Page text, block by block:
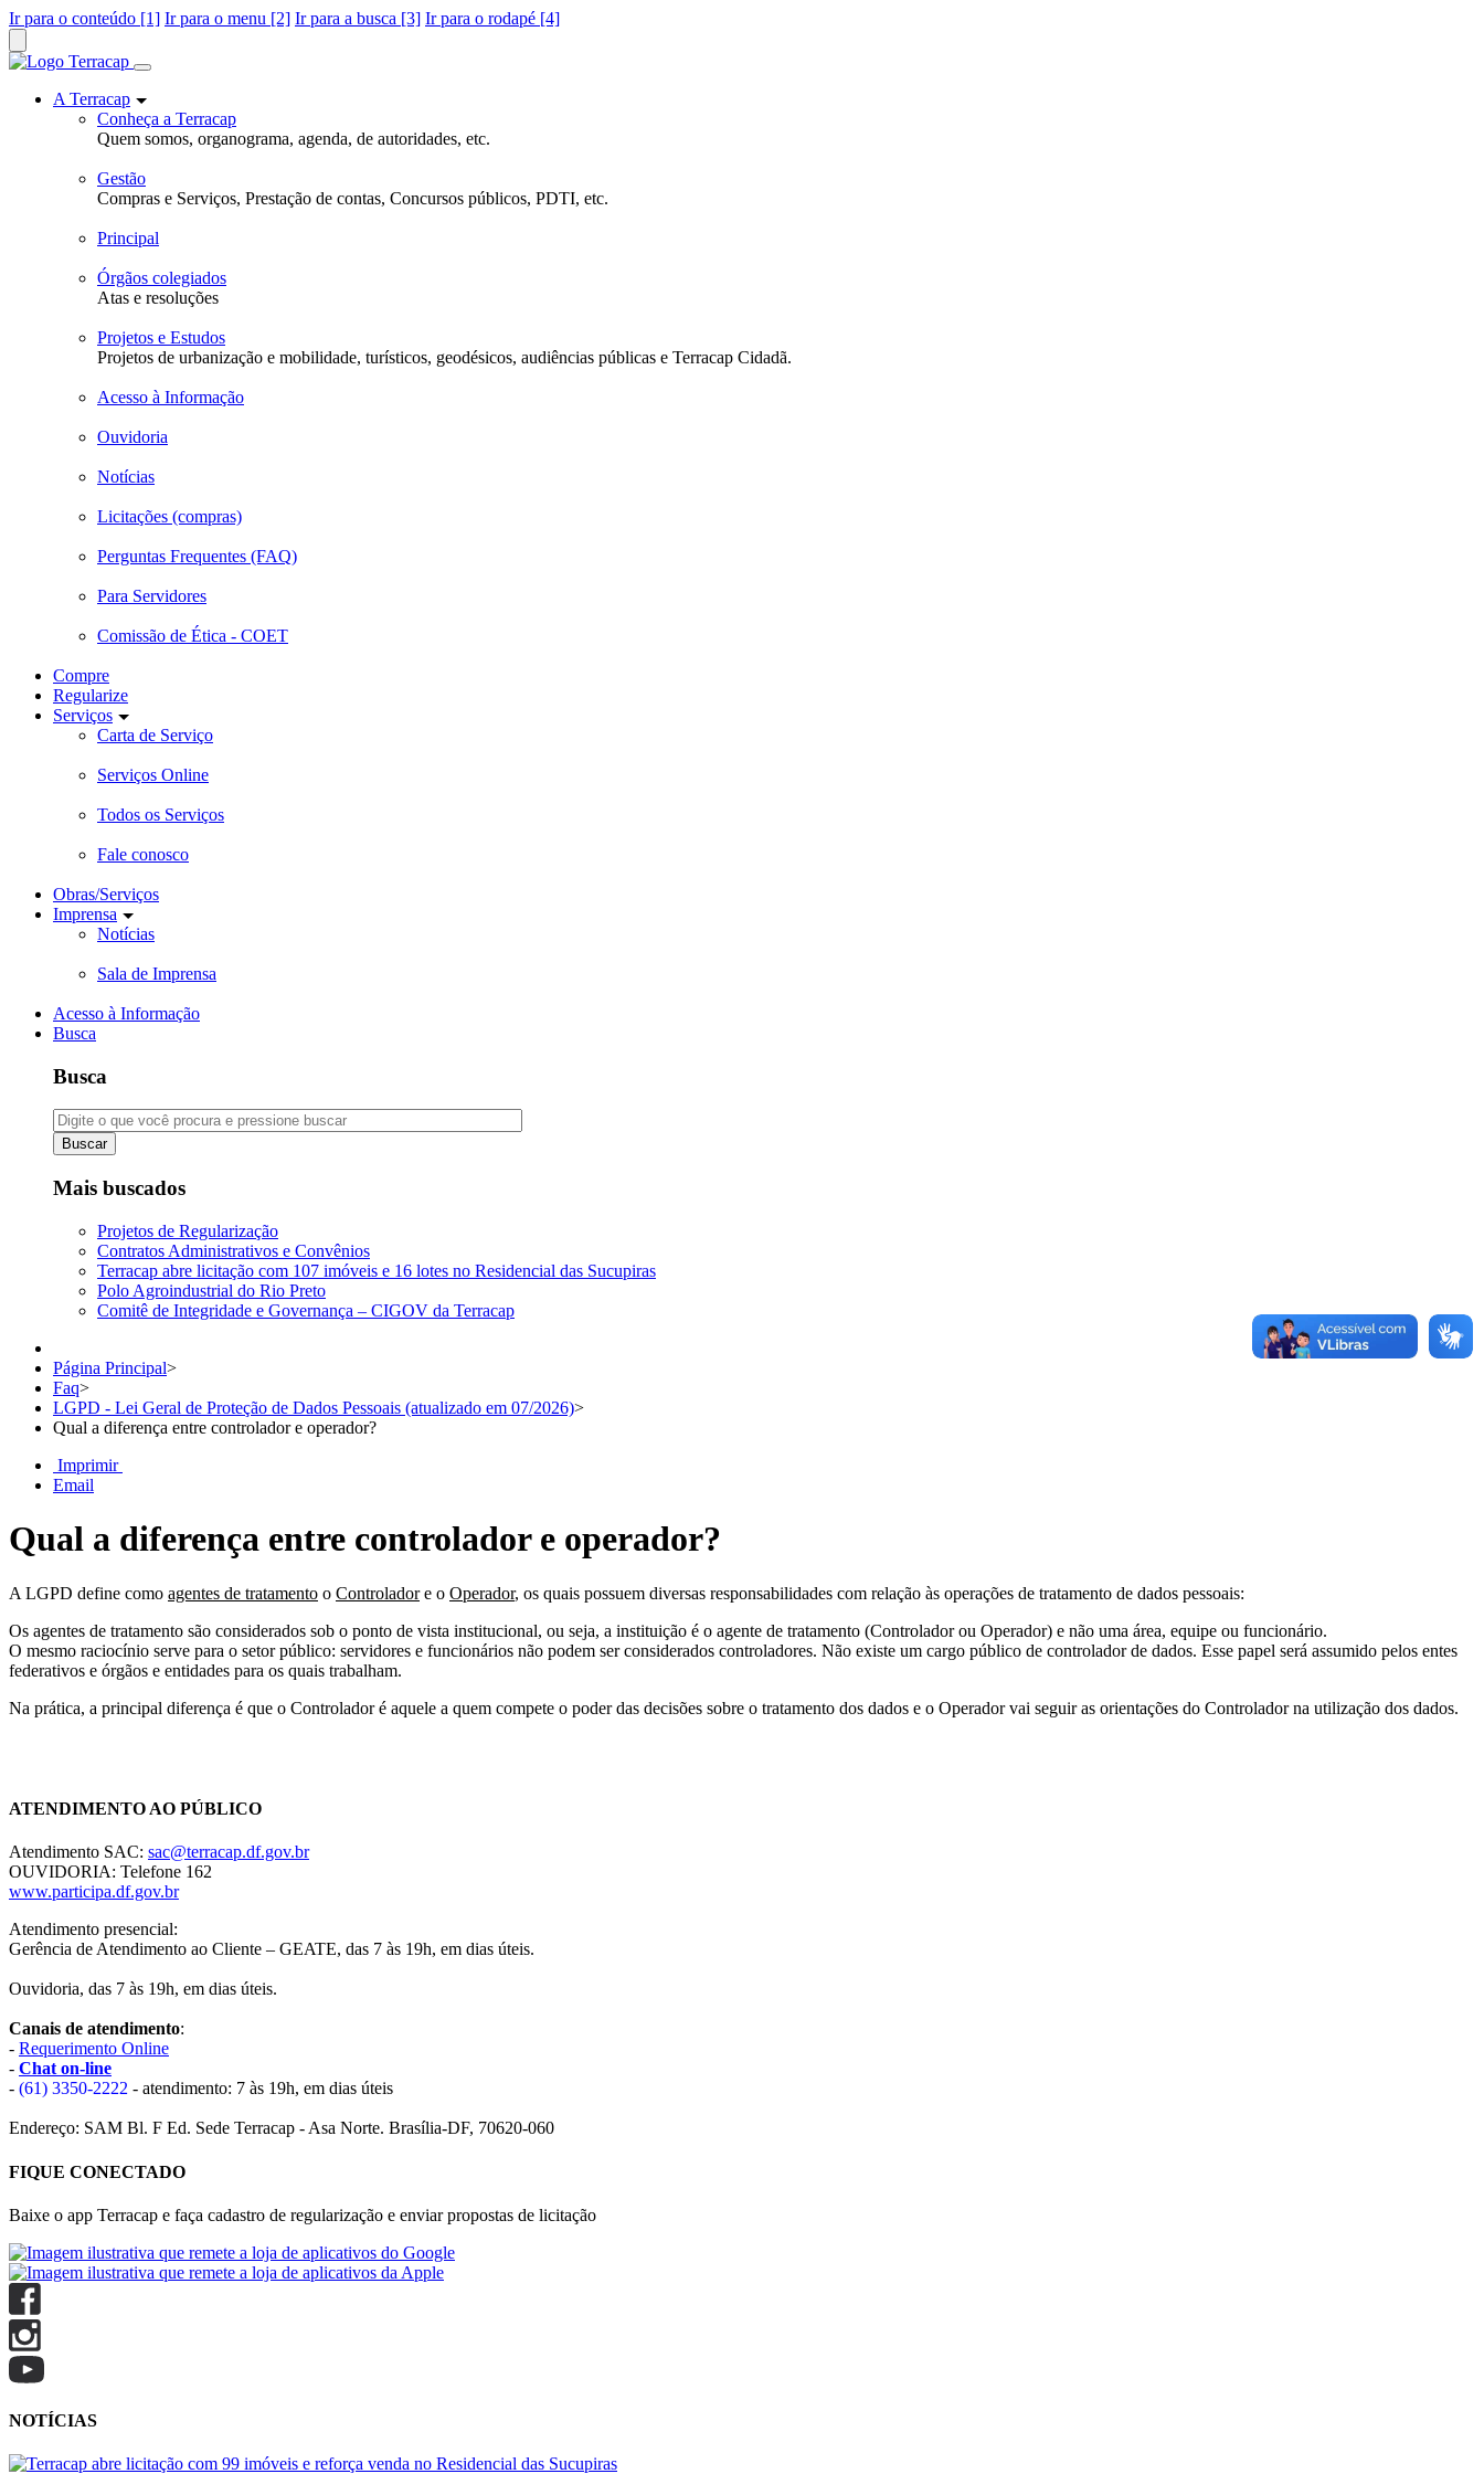
Ir para o conteúdo [1] Ir para o menu [2] Ir para a busca [3] Ir para o rodapé [4]
A Terracap
Conheça a Terracap
Quem somos, organograma, agenda, de autoridades, etc.
Gestão
Compras e Serviços, Prestação de contas, Concursos públicos, PDTI, etc.
Principal
Órgãos colegiados
Atas e resoluções
Projetos e Estudos
Projetos de urbanização e mobilidade, turísticos, geodésicos, audiências públicas e Terracap Cidadã.
Acesso à Informação
Ouvidoria
Notícias
Licitações (compras)
Perguntas Frequentes (FAQ)
Para Servidores
Comissão de Ética - COET
Compre
Regularize
Serviços
Carta de Serviço
Serviços Online
Todos os Serviços
Fale conosco
Obras/Serviços
Imprensa
Notícias
Sala de Imprensa
Acesso à Informação
Busca
Busca
Buscar
Mais buscados
Projetos de Regularização
Contratos Administrativos e Convênios
Terracap abre licitação com 107 imóveis e 16 lotes no Residencial das Sucupiras
Polo Agroindustrial do Rio Preto
Comitê de Integridade e Governança – CIGOV da Terracap
Página Principal>
Faq>
LGPD - Lei Geral de Proteção de Dados Pessoais (atualizado em 07/2026)>
Qual a diferença entre controlador e operador?
Imprimir
Email
Qual a diferença entre controlador e operador?
A LGPD define como agentes de tratamento o Controladore o Operador, os quais possuem diversas responsabilidades com relação às operações de tratamento de dados pessoais:
Os agentes de tratamento são considerados sob o ponto de vista institucional, ou seja, a instituição é o agente de tratamento (Controlador ou Operador) e não uma área, equipe ou funcionário.
O mesmo raciocínio serve para o setor público: servidores e funcionários não podem ser considerados controladores. Não existe um cargo público de controlador de dados. Esse papel será assumido pelos entes
federativos e órgãos e entidades para os quais trabalham.
Na prática, a principal diferença é que o Controlador é aquele a quem compete o poder das decisões sobre o tratamento dos dados e o Operador vai seguir as orientações do Controlador na utilização dos dados.
ATENDIMENTO AO PÚBLICO
Atendimento SAC: sac@terracap.df.gov.br
OUVIDORIA: Telefone 162
www.participa.df.gov.br
Atendimento presencial:
Gerência de Atendimento ao Cliente – GEATE, das 7 às 19h, em dias úteis.
Ouvidoria, das 7 às 19h, em dias úteis.
Canais de atendimento:
- Requerimento Online
- Chat on-line
- (61) 3350-2222 - atendimento: 7 às 19h, em dias úteis
Endereço: SAM Bl. F Ed. Sede Terracap - Asa Norte. Brasília-DF, 70620-060
FIQUE CONECTADO
Baixe o app Terracap e faça cadastro de regularização e enviar propostas de licitação
NOTÍCIAS